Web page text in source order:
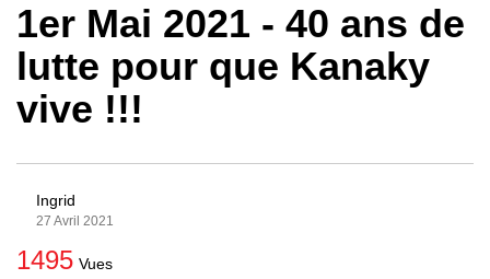
1er Mai 2021 - 40 ans de
lutte pour que Kanaky
vive !!!
Ingrid
27 Avril 2021
1495 Vues